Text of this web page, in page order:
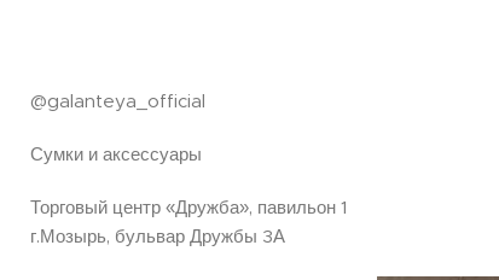
@galanteya_official
Сумки и аксессуары
Торговый центр «Дружба», павильон 1
г.Мозырь, бульвар Дружбы 3А